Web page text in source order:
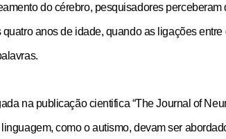
do cérebro, pesquisadores
quatro anos de idade, quando as ligações
na publicação cientifica “The Journal of
como o autismo, devam ser
farmacêutico em nova resolução
base de Cannabis